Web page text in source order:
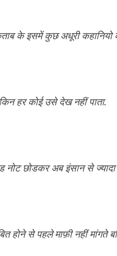
के इसमें कुछ अधूरी
हर कोई उसे देख नहीं पाता.
नोट छोडकर अब इंसान से
होने से पहले माफ़ी नहीं मांगते